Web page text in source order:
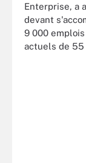
Enterprise, a
devant
9 000
actuels de 55